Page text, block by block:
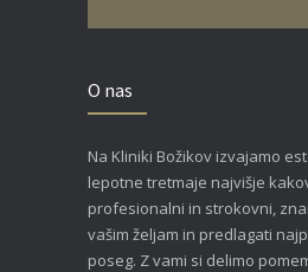
O nas
Na Kliniki Božikov izvajamo
lepotne tretmaje najvišje
profesionalni in strokovni,
vašim željam in predlagati
poseg. Z vami si delimo